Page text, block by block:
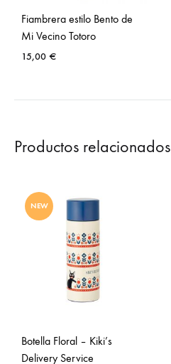
Fiambrera estilo Bento de
Mi Vecino Totoro
15,00 €
Productos relacionados
NEW
Botella Floral – Kiki’s
Delivery Service